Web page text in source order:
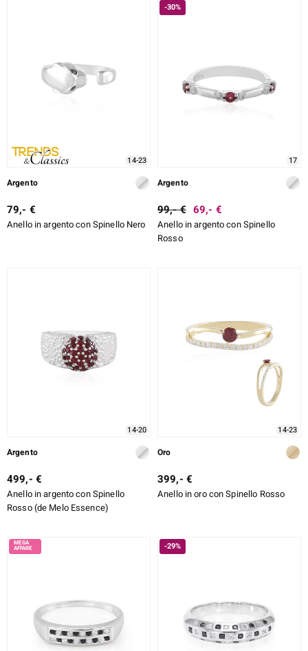
14-23
Argento
79,- €
Anello in argento con Spinello Nero
-30%
17
Argento
99,- € 69,- €
Anello in argento con Spinello
Rosso
14-20
Argento
499,- €
Anello in argento con Spinello
Rosso (de Melo Essence)
14-23
Oro
399,- €
Anello in oro con Spinello Rosso
-29%